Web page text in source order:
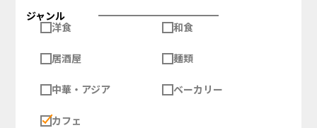
ジャンル
洋食
和食
居酒屋 麺類
中華・アジア ベーカリー
カフェ